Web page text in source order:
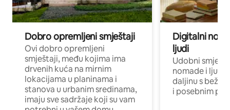
Dobro opremljeni smještaji
Ovi dobro opremljeni
smještaji, među kojima ima
drvenih kuća na mirnim
lokacijama u planinama i
stanova u urbanim sredinama,
imaju sve sadržaje koji su vam
Digitalni
ljudi
Udobni
nomade i ljude
daljinu s
i posebnim